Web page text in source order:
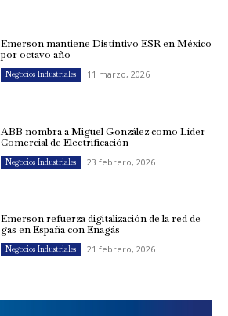
Emerson mantiene Distintivo ESR en México
por octavo año
Negocios Industriales 11 marzo, 2026
ABB nombra a Miguel González como Líder
Comercial de Electrificación
Negocios Industriales 23 febrero, 2026
Emerson refuerza digitalización de la red de
gas en España con Enagás
Negocios Industriales 21 febrero, 2026